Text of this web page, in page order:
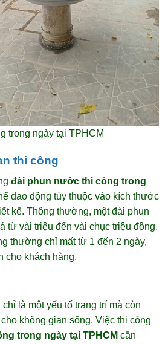
trong ngày tại TPHCM
thi công
đài phun nước thi công trong
dao động tùy thuộc vào kích thước
kế. Thông thường, một đài phun
từ vài triệu đến vài chục triệu đồng.
thường chỉ mất từ 1 đến 2 ngày,
cho khách hàng.
là một yếu tố trang trí mà còn
không gian sống. Việc thi công
trong ngày tại TPHCM cần